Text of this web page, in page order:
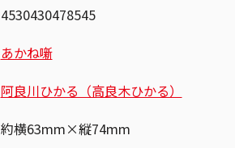
4530430478545
あかね噺
阿良川ひかる（高良木ひかる）
約横63mm×縦74mm